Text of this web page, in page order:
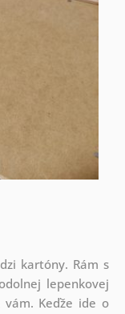
kartóny. Rám s
lepenkovej
Keďže ide o